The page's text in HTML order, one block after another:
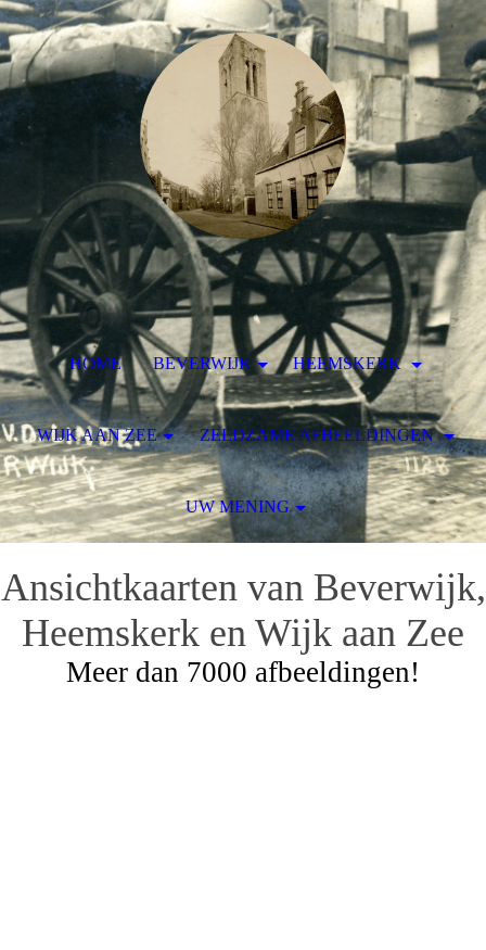
Ansichtkaarten van Beverwijk,
Heemskerk en Wijk aan Zee
Meer dan 7000 afbeeldingen!
HOME BEVERWIJK HEEMSKERK
WIJK AAN ZEE ZELDZAME AFBEELDINGEN
UW MENING